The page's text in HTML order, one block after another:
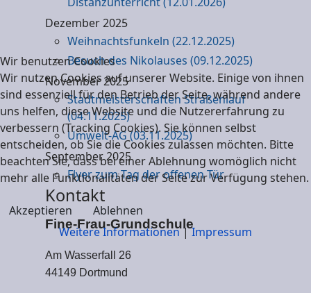
Dezember 2025
Weihnachtsfunkeln (22.12.2025)
Besuch des Nikolauses (09.12.2025)
November 2025
Stadtmeisterschaften Straßenlauf
(04.11.2025)
Umwelt-AG (03.11.2025)
September 2025
Flyer zum Tag der offenen Tür
Kontakt
Fine-Frau-Grundschule
Am Wasserfall 26
44149 Dortmund
Wir benutzen Cookies
Wir nutzen Cookies auf unserer Website. Einige von ihnen
sind essenziell für den Betrieb der Seite, während andere
uns helfen, diese Website und die Nutzererfahrung zu
verbessern (Tracking Cookies). Sie können selbst
entscheiden, ob Sie die Cookies zulassen möchten. Bitte
beachten Sie, dass bei einer Ablehnung womöglich nicht
mehr alle Funktionalitäten der Seite zur Verfügung stehen.
Akzeptieren
Ablehnen
Weitere Informationen|Impressum